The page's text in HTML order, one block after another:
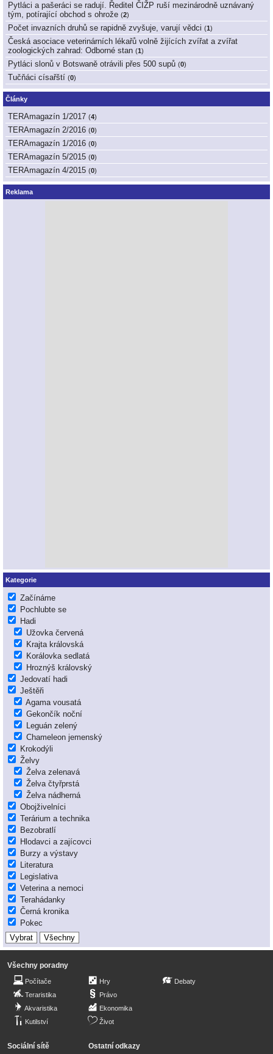
Pytláci a pašeráci se radují. Ředitel ČIŽP ruší mezinárodně uznávaný
tým, potírající obchod s ohrože (2)
Počet invazních druhů se rapidně zvyšuje, varují vědci (1 )
Česká asociace veterinárních lékařů volně žijících zvířat a zvířat
zoologických zahrad: Odborné stan (1 )
Pytláci slonů v Botswaně otrávili přes 500 supů (0)
Tučňáci císařští (0)
Články
TERAmagazín 1/2017 (4)
TERAmagazín 2/2016 (0)
TERAmagazín 1/2016 (0)
TERAmagazín 5/2015 (0)
TERAmagazín 4/2015 (0)
Reklama
Kategorie
Začínáme
Pochlubte se
Hadi
Užovka červená
Krajta královská
Korálovka sedlatá
Hroznýš královský
Jedovatí hadi
Ještěři
Agama vousatá
Gekončík noční
Leguán zelený
Chameleon jemenský
Krokodýli
Želvy
Želva zelenavá
Želva čtyřprstá
Želva nádherná
Obojživelníci
Terárium a technika
Bezobratlí
Hlodavci a zajícovci
Burzy a výstavy
Literatura
Legislativa
Veterina a nemoci
Terahádanky
Černá kronika
Pokec
Všechny poradny
Počítače
Teraristika
Akvaristika
Kutilství
Hry
Právo
Ekonomika
Život
Debaty
Sociální sítě Ostatní odkazy